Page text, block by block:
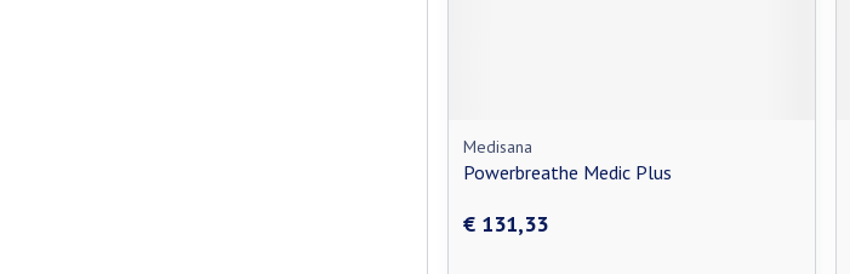
Medisana
Powerbreathe Medic Plus
€ 131,33